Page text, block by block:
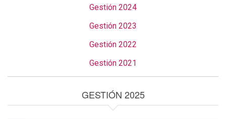
Gestión 2024
Gestión 2023
Gestión 2022
Gestión 2021
GESTIÓN 2025